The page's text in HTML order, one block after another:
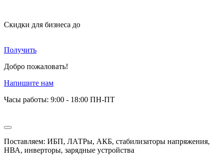
Скидки для бизнеса до
Получить
Добро пожаловать!
Напишите нам
Часы работы: 9:00 - 18:00 ПН-ПТ
Поставляем: ИБП, ЛАТРы, АКБ, стабилизаторы напряжения,
НВА, инверторы, зарядные устройства